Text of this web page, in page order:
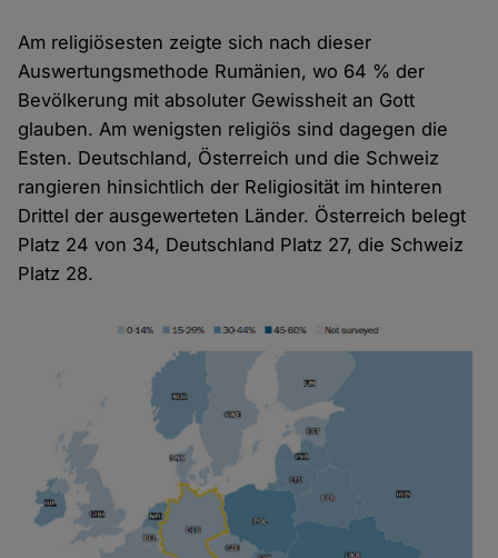
Am religiösesten zeigte sich nach dieser
Auswertungsmethode Rumänien, wo 64 % der
Bevölkerung mit absoluter Gewissheit an Gott
glauben. Am wenigsten religiös sind dagegen die
Esten. Deutschland, Österreich und die Schweiz
rangieren hinsichtlich der Religiosität im hinteren
Drittel der ausgewerteten Länder. Österreich belegt
Platz 24 von 34, Deutschland Platz 27, die Schweiz
Platz 28.